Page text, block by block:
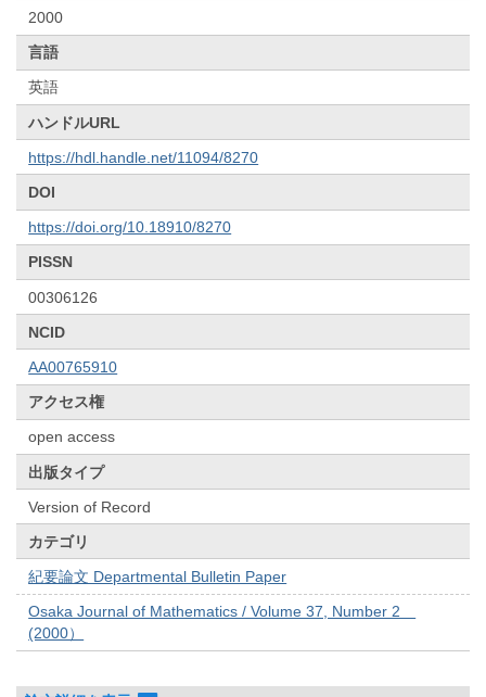
2000
言語
英語
ハンドルURL
https://hdl.handle.net/11094/8270
DOI
https://doi.org/10.18910/8270
PISSN
00306126
NCID
AA00765910
アクセス権
open access
出版タイプ
Version of Record
カテゴリ
紀要論文 Departmental Bulletin Paper
Osaka Journal of Mathematics / Volume 37, Number 2
(2000）